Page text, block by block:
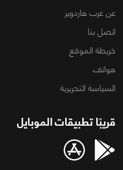
عن عرب هاردوير
اتصل بنا
خريطة الموقع
هواتف
السياسة التحريرية
قريبًا تطبيقات الموبايل